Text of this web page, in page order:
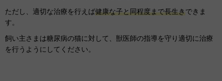
ただし、適切な治療を行えば健康な子と同程度まで長生きできま
す。
飼い主さまは糖尿病の猫に対して、獣医師の指導を守り適切に治療
を行うようにしてください。